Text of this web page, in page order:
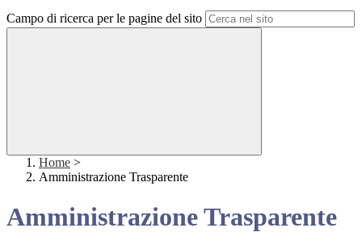
Campo di ricerca per le pagine del sito
Home >
Amministrazione Trasparente
Amministrazione Trasparente